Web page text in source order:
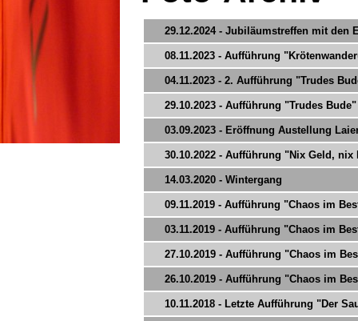
29.12.2024 - Jubiläumstreffen mit den
08.11.2023 - Aufführung
04.11.2023 - 2. Aufführung "Trudes
29.10.2023 - Aufführung "Trudes
03.09.2023 - Eröffnung Austellung
30.10.2022 - Aufführung "Nix Geld,
14.03.2020 - Wintergang
09.11.2019 - Aufführung "Chaos im
03.11.2019 - Aufführung "Chaos im
27.10.2019 - Aufführung "Chaos im
26.10.2019 - Aufführung "Chaos im
10.11.2018 - Letzte Aufführung "Der